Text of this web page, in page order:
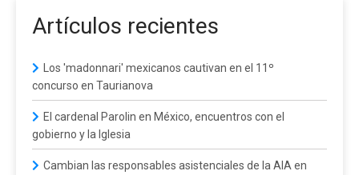
Artículos recientes
Los 'madonnari' mexicanos cautivan en el 11º
concurso en Taurianova
El cardenal Parolin en México, encuentros con el
gobierno y la Iglesia
Cambian las responsables asistenciales de la AIA en